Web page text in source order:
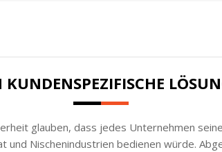
glauben, dass jedes Unternehmen
und Nischenindustrien bedienen würde.